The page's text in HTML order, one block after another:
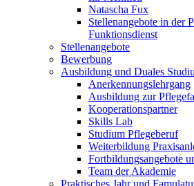
Natascha Fux
Stellenangebote in der
Funktionsdienst
Stellenangebote
Bewerbung
Ausbildung und Duales
Anerkennungslehrgang
Ausbildung zur
Kooperationspartner
Skills Lab
Studium Pflegeberuf
Weiterbildung
Fortbildungsangebote
Team der Akademie
Praktisches Jahr und